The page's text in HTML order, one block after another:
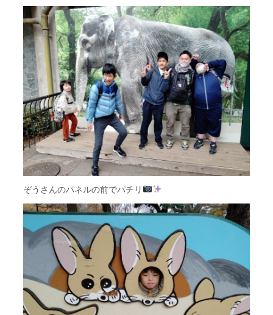
ぞうさんのパネルの前でパチリ